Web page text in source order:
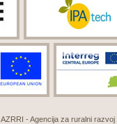
AZRRI - Agencija za ruralni